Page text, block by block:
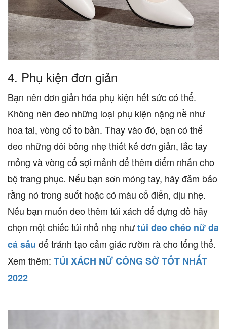
4. Phụ kiện đơn giản
Bạn nên đơn giản hóa phụ kiện hết sức có thể.
Không nên đeo những loại phụ kiện nặng nề như
hoa tai, vòng cổ to bản. Thay vào đó, bạn có thể
đeo những đôi bông nhẹ thiết kế đơn giản, lắc tay
mỏng và vòng cổ sợi mảnh để thêm điểm nhấn cho
bộ trang phục. Nếu bạn sơn móng tay, hãy đảm bảo
rằng nó trong suốt hoặc có màu cổ điển, dịu nhẹ.
Nếu bạn muốn đeo thêm túi xách để đựng đồ hãy
chọn một chiếc túi nhỏ nhẹ nhưtúi đeo chéo nữ da
cá sấu để tránh tạo cảm giác rườm rà cho tổng thể.
Xem thêm: TÚI XÁCH NỮ CÔNG SỞ TỐT NHẤT
2022